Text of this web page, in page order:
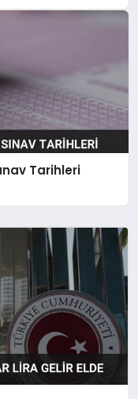
Tarihleri